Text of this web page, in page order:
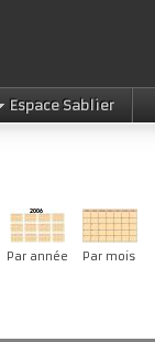
Espace Sablier
Par année Par mois